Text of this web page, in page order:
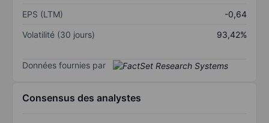
EPS (LTM)
-0,64
Volatilité (30 jours)
93,42%
Données fournies par
Consensus des analystes